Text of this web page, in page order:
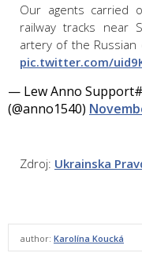
Our agents carried
railway tracks near
artery of the Russian
pic.twitter.com/
— Lew Anno
(@anno1540)
Zdroj: Ukrainska
author: Karolína Koucká